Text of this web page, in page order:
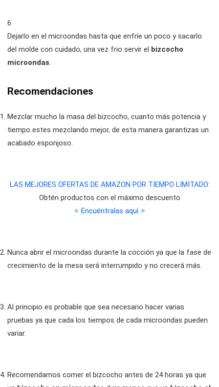
6
Dejarlo en el microondas hasta que enfríe un poco y sacarlo
del molde con cuidado, una vez frio servir el bizcocho
microondas.
Recomendaciones
Mezclar mucho la masa del bizcocho, cuanto más potencia y
tiempo estes mezclando mejor, de esta manera garantizas un
acabado esponjoso.
LAS MEJORES OFERTAS DE AMAZON POR TIEMPO LIMITADO:
Obtén productos con el máximo descuento
⭐ Encuéntralas aquí ⭐
Nunca abrir el microondas durante la cocción ya que la fase de
crecimiento de la mesa será interrumpido y no crecerá más.
Al principio es probable que sea necesario hacer varias
pruebas ya que cada los tiempos de cada microondas pueden
variar.
Recomendamos comer el bizcocho antes de 24 horas ya que